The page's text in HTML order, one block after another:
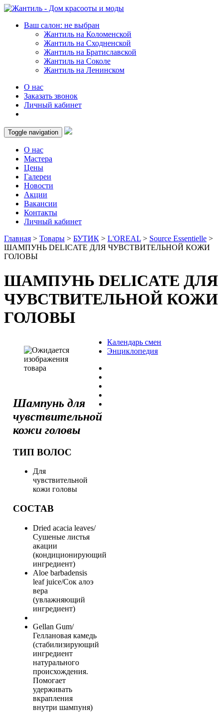
Ваш салон: не выбран
Жантиль на Коломенской
Жантиль на Сходненской
Жантиль на Братиславской
Жантиль на Соколе
Жантиль на Ленинском
О нас
Заказать звонок
Личный кабинет
Toggle navigation
О нас
Мастера
Цены
Галереи
Новости
Акции
Вакансии
Контакты
Личный кабинет
Главная > Товары > БУТИК > L'OREAL > Source Essentielle >
ШАМПУНЬ DELICATE ДЛЯ ЧУВСТВИТЕЛЬНОЙ КОЖИ
ГОЛОВЫ
ШАМПУНЬ DELICATE ДЛЯ
ЧУВСТВИТЕЛЬНОЙ КОЖИ
ГОЛОВЫ
Шампунь для
чувствительной
кожи головы
ТИП ВОЛОС
Для
чувствительной
кожи головы
СОСТАВ
Dried acacia leaves/
Сушеные листья
акации
(кондиционирующий
ингредиент)
Aloe barbadensis
leaf juice/Сок алоэ
вера
(увлажняющий
ингредиент)
Gellan Gum/
Геллановая камедь
(стабилизирующий
ингредиент
натурального
происхождения.
Помогает
удерживать
вкрапления
внутри шампуня)
Календарь смен
Энциклопедия